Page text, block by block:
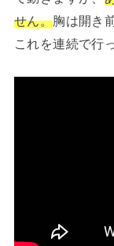
せん。胸は開き
これを連続で行